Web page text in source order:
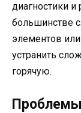
диагностики
большинстве
элементов
устранить
горячую.
Проблемы